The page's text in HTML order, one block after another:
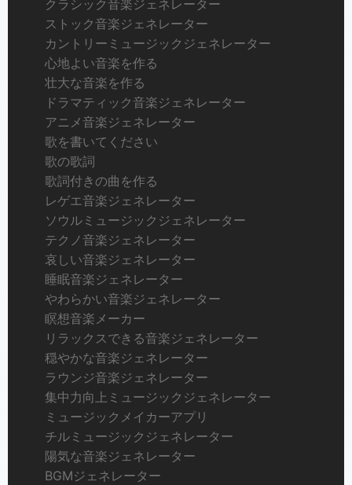
クラシック音楽ジェネレーター
ストック音楽ジェネレーター
カントリーミュージックジェネレーター
心地よい音楽を作る
壮大な音楽を作る
ドラマティック音楽ジェネレーター
アニメ音楽ジェネレーター
歌を書いてください
歌の歌詞
歌詞付きの曲を作る
レゲエ音楽ジェネレーター
ソウルミュージックジェネレーター
テクノ音楽ジェネレーター
哀しい音楽ジェネレーター
睡眠音楽ジェネレーター
やわらかい音楽ジェネレーター
瞑想音楽メーカー
リラックスできる音楽ジェネレーター
穏やかな音楽ジェネレーター
ラウンジ音楽ジェネレーター
集中力向上ミュージックジェネレーター
ミュージックメイカーアプリ
チルミュージックジェネレーター
陽気な音楽ジェネレーター
BGMジェネレーター